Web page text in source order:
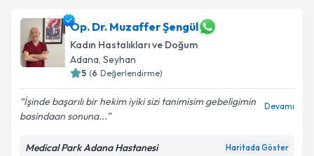
Op. Dr. Muzaffer Şengül
Kadın Hastalıkları ve Doğum
Adana, Seyhan
5 (6 Değerlendirme)
İşinde başarılı bir hekim iyiki sizi tanimisim gebeligimin
basindaan sonuna...
Devamı
Medical Park Adana Hastanesi Haritada Göster